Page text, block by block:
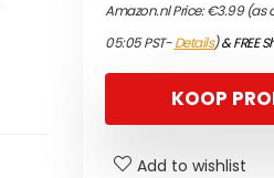
Amazon.nl Price:€3.99(as
05:05 PST-Details)&FREE
KOOP
Add to wishlist